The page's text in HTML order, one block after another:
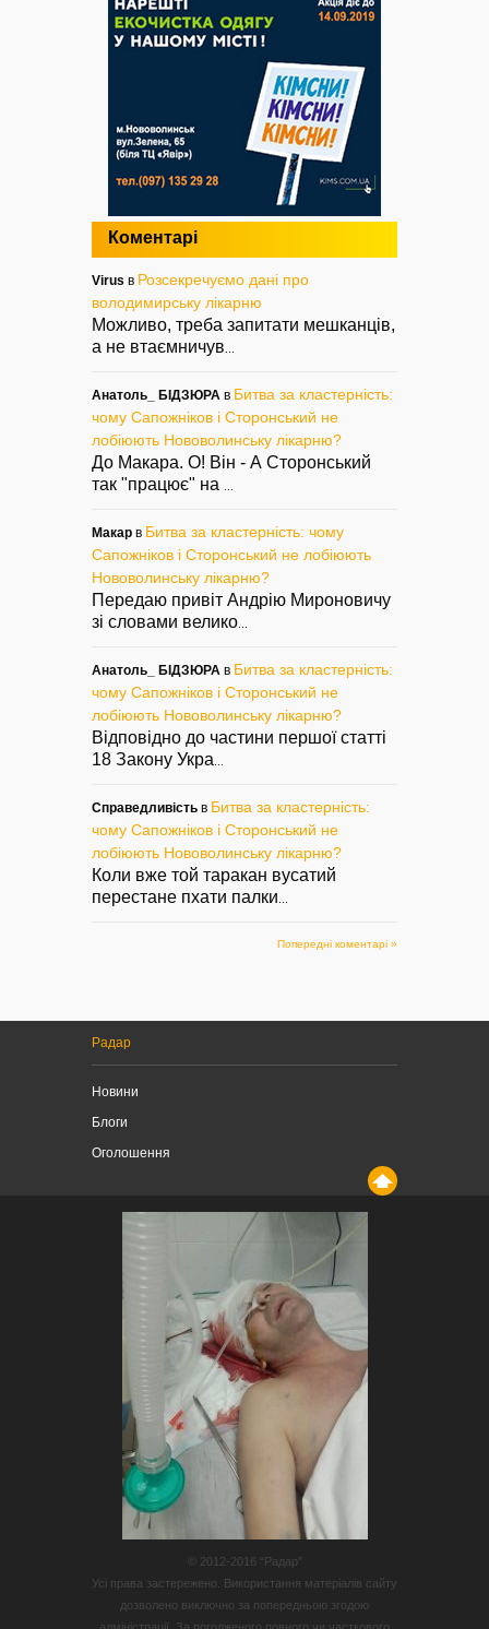
Коментарі
Virus в Розсекречуємо дані про
володимирську лікарню
Можливо, треба запитати мешканців,
а не втаємничув
Анатоль_ БІДЗЮРА в Битва за кластерність:
чому Сапожніков і Сторонський не
лобіюють Нововолинську лікарню?
До Макара. О! Він - А Сторонський
так "працює" на
Макар в Битва за кластерність: чому
Сапожніков і Сторонський не лобіюють
Нововолинську лікарню?
Передаю привіт Андрію Мироновичу
зі словами велико
Анатоль_ БІДЗЮРА в Битва за кластерність:
чому Сапожніков і Сторонський не
лобіюють Нововолинську лікарню?
Відповідно до частини першої статті
18 Закону Укра
Справедливість в Битва за кластерність:
чому Сапожніков і Сторонський не
лобіюють Нововолинську лікарню?
Коли вже той таракан вусатий
перестане пхати палки
Попередні коментарі »
Радар
Новини
Блоги
Оголошення
© 2012-2016 “Радар”
Усі права застережено. Використання матеріалів сайту
дозволено виключно за попередньою згодою